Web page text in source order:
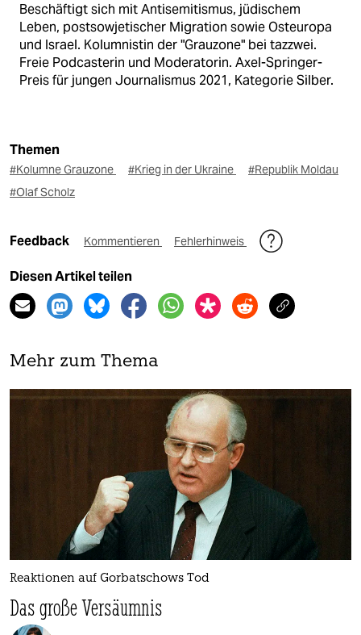
Beschäftigt sich mit Antisemitismus, jüdischem
Leben, postsowjetischer Migration sowie Osteuropa
und Israel. Kolumnistin der "Grauzone" bei tazzwei.
Freie Podcasterin und Moderatorin. Axel-Springer-
Preis für jungen Journalismus 2021, Kategorie Silber.
Themen
#Kolumne Grauzone #Krieg in der Ukraine
#Republik Moldau
#Olaf Scholz
Feedback Kommentieren Fehlerhinweis
Diesen Artikel teilen
Mehr zum Thema
Reaktionen auf Gorbatschows Tod
Das große Versäumnis